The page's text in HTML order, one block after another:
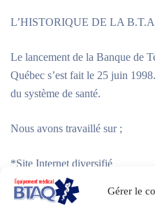
Gérer le
L’HISTORIQUE DE LA
Le lancement de la Banque de
Québec s’est fait le 25 juin
du système de santé.
Nous avons travaillé sur ;
*Site Internet diversifié
*Vente d’équipements médicaux